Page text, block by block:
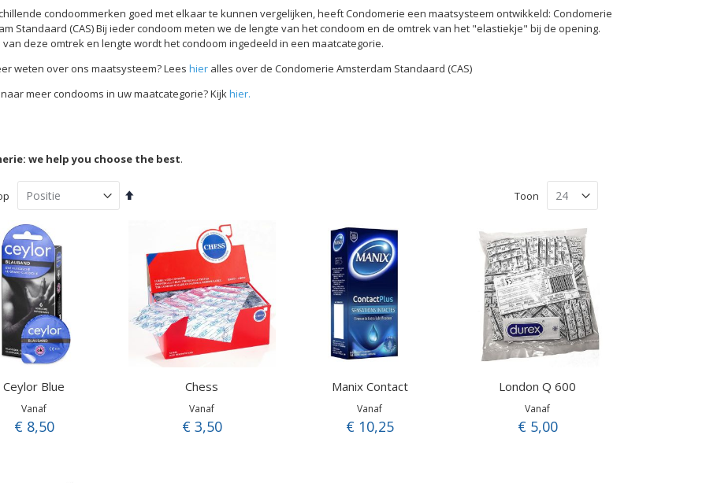
condoommerken goed met elkaar te kunnen vergelijken, heeft Condomerie een maatsysteem ontwikkeld: Condomerie
Standaard (CAS) Bij ieder condoom meten we de lengte van het condoom en de omtrek van het "elastiekje" bij de opening.
van deze omtrek en lengte wordt het condoom ingedeeld in een maatcategorie.
weten over ons maatsysteem? Lees hieralles over de Condomerie Amsterdam Standaard (CAS)
meer condooms in uw maatcategorie? Kijkhier.
we help you choose the best.
Van
sorteren
Toon
Ceylor Blue
Vanaf
€ 8,50
Chess
Vanaf
€ 3,50
Manix Contact
Vanaf
€ 10,25
London Q 600
Vanaf
€ 5,00